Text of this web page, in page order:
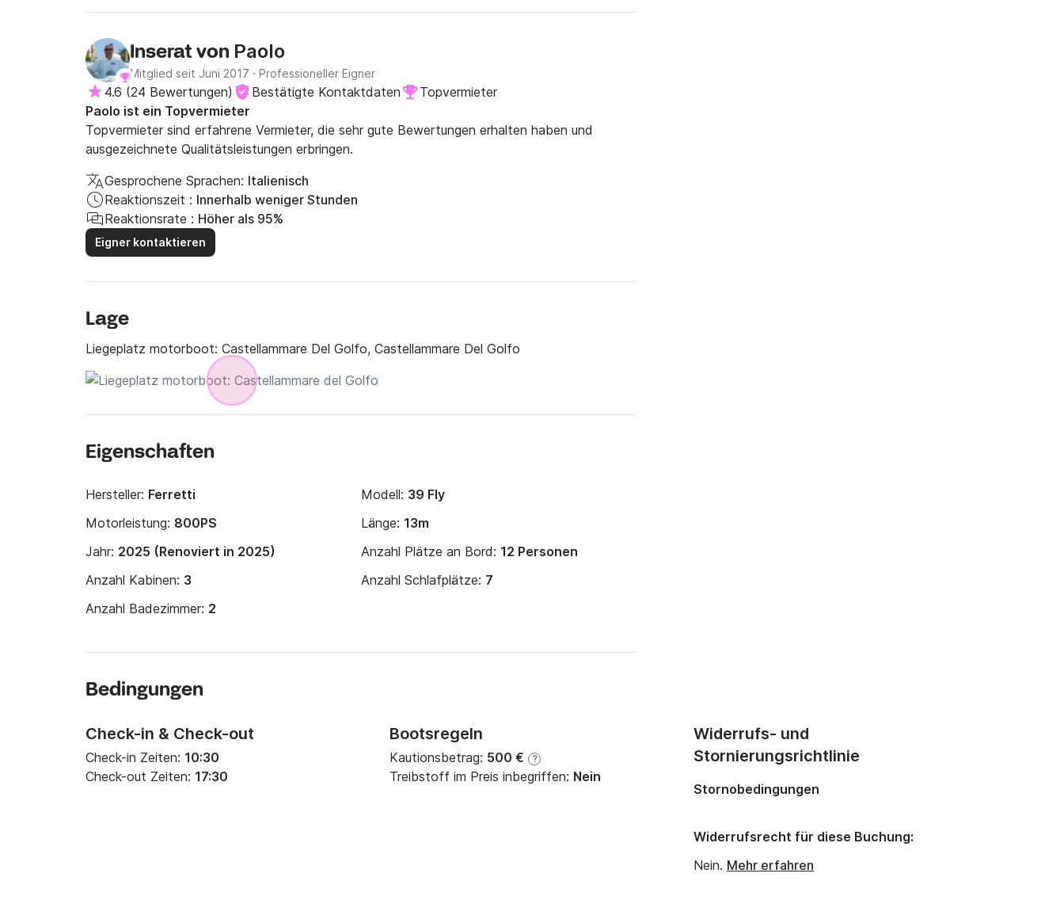
Inserat von Paolo
Mitglied seit Juni 2017 · Professioneller Eigner
4.6 (24 Bewertungen) Bestätigte Kontaktdaten
Topvermieter
Paolo ist ein Topvermieter
Topvermieter sind erfahrene Vermieter, die sehr gute Bewertungen erhalten haben und
ausgezeichnete Qualitätsleistungen erbringen.
Gesprochene Sprachen: Italienisch
Reaktionszeit : Innerhalb weniger Stunden
Reaktionsrate : Höher als 95%
Eigner kontaktieren
Lage
Liegeplatz motorboot: Castellammare Del Golfo, Castellammare Del Golfo
Eigenschaften
Hersteller: Ferretti Modell: 39 Fly
Motorleistung: 800PS Länge: 13m
Jahr: 2025 (Renoviert in 2025) Anzahl Plätze an Bord: 12 Personen
Anzahl Kabinen: 3 Anzahl Schlafplätze: 7
Anzahl Badezimmer: 2
Bedingungen
Check-in & Check-out
Check-in Zeiten: 10:30
Check-out Zeiten: 17:30
Bootsregeln
Kautionsbetrag: 500 € ?
Treibstoff im Preis inbegriffen: Nein
Widerrufs- und
Stornierungsrichtlinie
Stornobedingungen
Widerrufsrecht für diese Buchung:
Nein. Mehr erfahren